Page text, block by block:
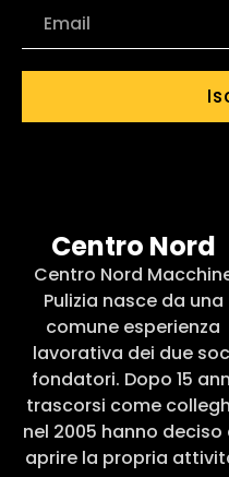
Centro Nord
Centro Nord
Pulizia nasce da una
comune esperienza
lavorativa dei due
fondatori. Dopo 15
trascorsi come
nel 2005 hanno deciso
aprire la propria